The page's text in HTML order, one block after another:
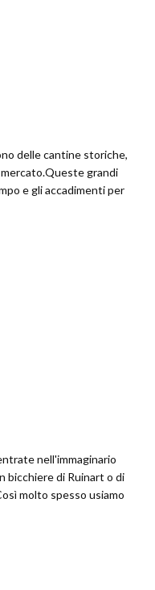
delle cantine storiche,
grandi
e gli accadimenti per
nell'immaginario
bicchiere di Ruinart o di
molto spesso usiamo